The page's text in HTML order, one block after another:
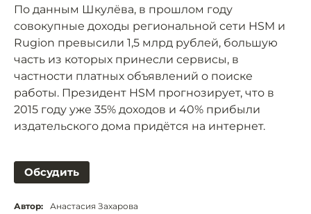
По данным Шкулёва, в прошлом году
совокупные доходы региональной сети HSM и
Rugion превысили 1,5 млрд рублей, большую
часть из которых принесли сервисы, в
частности платных объявлений о поиске
работы. Президент HSM прогнозирует, что в
2015 году уже 35% доходов и 40% прибыли
издательского дома придётся на интернет.
Обсудить
Автор: Анастасия Захарова